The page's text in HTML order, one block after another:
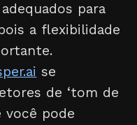
para
a flexibilidade
se
de ‘tom de
você pode